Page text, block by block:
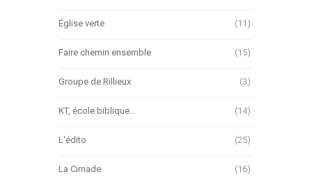
Église verte (11)
Faire chemin ensemble (15)
Groupe de Rillieux (3)
KT, école biblique… (14)
L'édito (25)
La Cimade (16)